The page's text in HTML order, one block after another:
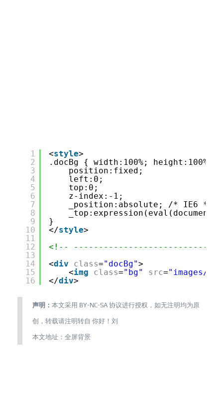
1
2
3
4
5
6
7
8
9
10
11
12
13
14
15
16
<style>
.docBg { width:100%; height:100%;
position:fixed;
left:0;
top:0;
z-index:-1;
_position:absolute; /* IE6 */
}
</style>
<!--
<div class="docBg">
<img class="bg" src="images/
</div>
声明： 本文采用 BY-NC-SA 协议进行授权，如无注明均为原
创，转载请注明转自 你好！刘
本文地址： 全屏背景